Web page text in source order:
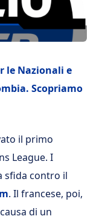
le Nazionali e
Scopriamo
il primo
League. I
sfida contro il
. Il francese, poi,
di un